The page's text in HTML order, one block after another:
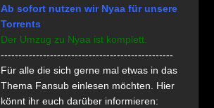
Ab sofort nutzen wir Nyaa für unsere
Torrents
Der Umzug zu Nyaa ist komplett.
-------------------------------------------------
Für alle die sich gerne mal etwas in das
Thema Fansub einlesen möchten. Hier
könnt ihr euch darüber informieren: